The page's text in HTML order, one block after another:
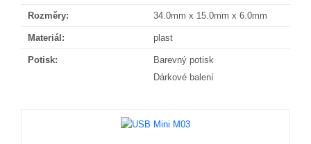
Rozměry: 34.0mm x 15.0mm x 6.0mm
Materiál: plast
Potisk:
Barevný potisk
Dárkové balení